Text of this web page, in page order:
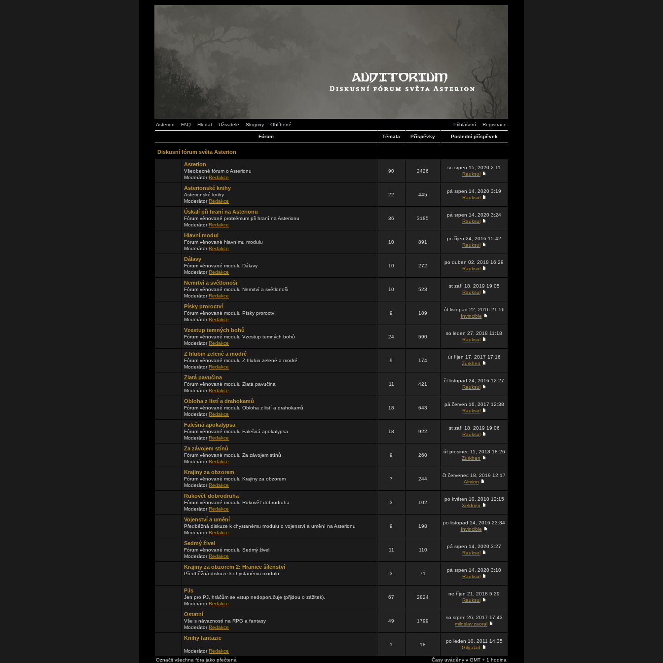
Asterion FAQ Hledat Uživatelé Skupiny Oblíbené Přihlášení Registrace
Fórum Témata Příspěvky Poslední příspěvek
Diskusní fórum světa Asterion
Asterion
Všeobecné fórum o Asterionu
ModerátorRedakce
90 2426
so srpen 15, 2020 2:11
Rauksul
Asterionské knihy
Asterionské knihy
ModerátorRedakce
22 445
pá srpen 14, 2020 3:19
Rauksul
Úskalí při hraní na Asterionu
Fórum věnované problémum při hraní na Asterionu
ModerátorRedakce
36 3185
pá srpen 14, 2020 3:24
Rauksul
Hlavní modul
Fórum věnované hlavnímu modulu
ModerátorRedakce
10 891
po říjen 24, 2016 15:42
Rauksul
Dálavy
Fórum věnované modulu Dálavy
ModerátorRedakce
10 272
po duben 02, 2018 16:29
Rauksul
Nemrtví a světlonoši
Fórum věnované modulu Nemrtví a světlonoši
ModerátorRedakce
10 523
st září 18, 2019 19:05
Rauksul
Písky proroctví
Fórum věnované modulu Písky proroctví
ModerátorRedakce
9 189
út listopad 22, 2016 21:56
Invincible
Vzestup temných bohů
Fórum věnované modulu Vzestup temných bohů
ModerátorRedakce
24 590
so leden 27, 2018 11:18
Rauksul
Z hlubin zelené a modré
Fórum věnované modulu Z hlubin zelené a modré
ModerátorRedakce
9 174
út říjen 17, 2017 17:16
Zurkhen
Zlatá pavučina
Fórum věnované modulu Zlatá pavučina
ModerátorRedakce
11 421
čt listopad 24, 2016 12:27
Rauksul
Obloha z listí a drahokamů
Fórum věnované modulu Obloha z listí a drahokamů
ModerátorRedakce
18 643
pá červen 16, 2017 12:38
Rauksul
Falešná apokalypsa
Fórum věnované modulu Falešná apokalypsa
ModerátorRedakce
18 922
st září 18, 2019 19:06
Rauksul
Za závojem stínů
Fórum věnované modulu Za závojem stínů
ModerátorRedakce
9 260
út prosinec 11, 2018 18:26
Zurkhen
Krajiny za obzorem
Fórum věnované modulu Krajiny za obzorem
ModerátorRedakce
7 244
čt červenec 18, 2019 12:17
Almion
Rukověť dobrodruha
Fórum věnované modulu Rukověť dobrodruha
ModerátorRedakce
3 102
po květen 10, 2010 12:15
Xeldrien
Vojenství a umění
Předběžná diskuze k chystanému modulu o vojenství a umění na Asterionu
ModerátorRedakce
9 198
po listopad 14, 2016 23:34
Invincible
Sedmý živel
Fórum věnované modulu Sedmý živel
ModerátorRedakce
11 110
pá srpen 14, 2020 3:27
Rauksul
Krajiny za obzorem 2: Hranice šílenství
Předběžná diskuze k chystanému modulu 3 71
pá srpen 14, 2020 3:10
Rauksul
PJs
Jen pro PJ, hráčům se vstup nedoporučuje (přijdou o zážitek).
ModerátorRedakce
67 2824
ne říjen 21, 2018 5:29
Rauksul
Ostatní
Vše s návazností na RPG a fantasy
ModerátorRedakce
49 1799
so srpen 26, 2017 17:43
miloslav.zaoral
Knihy fantazie
ModerátorRedakce
1 18
po leden 10, 2011 14:35
Gilgalad
Označit všechna fóra jako přečtená Časy uváděny v GMT + 1 hodina